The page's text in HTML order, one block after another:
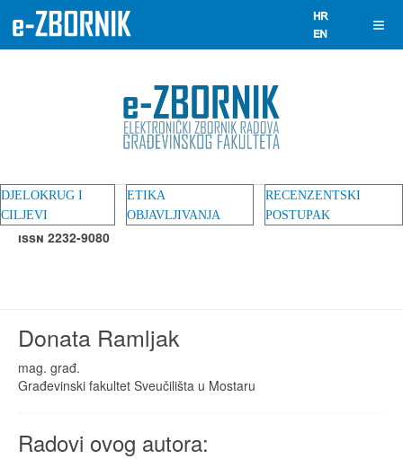
DJELOKRUG I
CILJEVI
ETIKA
OBJAVLJIVANJA
RECENZENTSKI
POSTUPAK
ISSN 2232-9080
Donata Ramljak
mag. građ.
Građevinski fakultet Sveučilišta u Mostaru
Radovi ovog autora: